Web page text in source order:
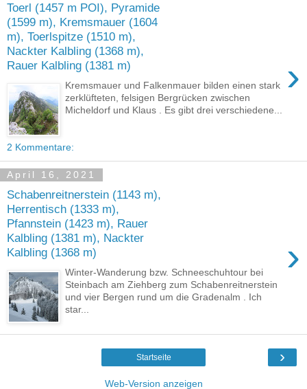
Toerl (1457 m POI), Pyramide
(1599 m), Kremsmauer (1604
m), Toerlspitze (1510 m),
Nackter Kalbling (1368 m),
Rauer Kalbling (1381 m)
›
Kremsmauer und Falkenmauer bilden einen stark
zerklüfteten, felsigen Bergrücken zwischen
Micheldorf und Klaus . Es gibt drei verschiedene...
2 Kommentare:
April 16, 2021
Schabenreitnerstein (1143 m),
Herrentisch (1333 m),
Pfannstein (1423 m), Rauer
Kalbling (1381 m), Nackter
Kalbling (1368 m)
›
Winter-Wanderung bzw. Schneeschuhtour bei
Steinbach am Ziehberg zum Schabenreitnerstein
und vier Bergen rund um die Gradenalm . Ich
star...
›
Startseite
Web-Version anzeigen